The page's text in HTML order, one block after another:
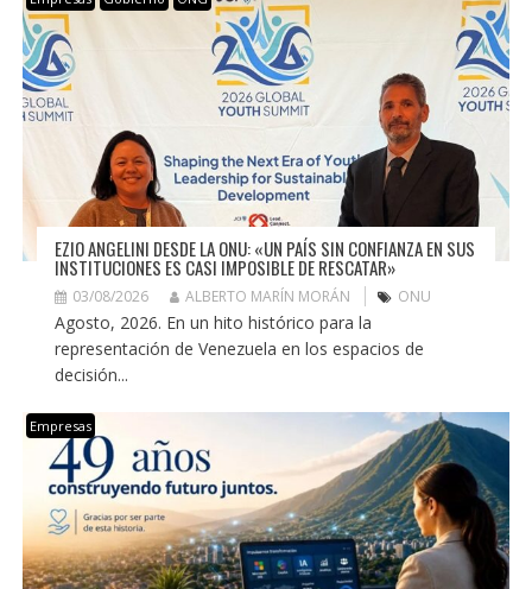
EZIO ANGELINI DESDE LA ONU: «UN PAÍS SIN CONFIANZA EN SUS
INSTITUCIONES ES CASI IMPOSIBLE DE RESCATAR»
03/08/2026 ALBERTO MARÍN MORÁN ONU
Agosto, 2026. En un hito histórico para la
representación de Venezuela en los espacios de
decisión...
Empresas